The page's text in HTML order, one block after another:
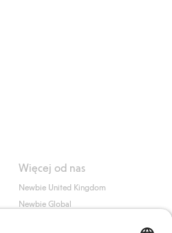
Więcej od nas
Newbie United Kingdom
Newbie Global